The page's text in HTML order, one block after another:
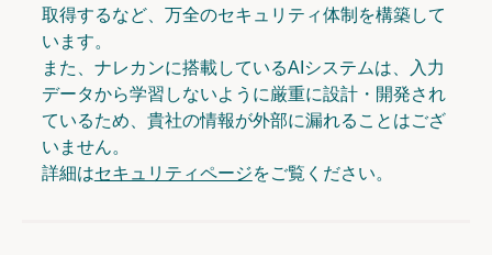
取得するなど、万全のセキュリティ体制を構築して
います。
また、ナレカンに搭載しているAIシステムは、入力
データから学習しないように厳重に設計・開発され
ているため、貴社の情報が外部に漏れることはござ
いません。
詳細はセキュリティページをご覧ください。